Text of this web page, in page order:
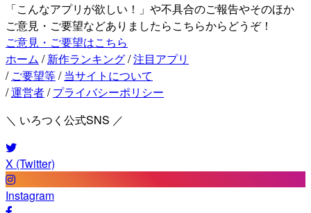
「こんなアプリが欲しい！」や不具合のご報告やそのほか
ご意見・ご要望などありましたらこちらからどうぞ！
ご意見・ご要望はこちら
ホーム / 新作ランキング/注目アプリ
/ ご要望等/ 当サイトについて
/運営者/ プライバシーポリシー
＼ いろつく公式SNS ／
X (Twitter)
Instagram